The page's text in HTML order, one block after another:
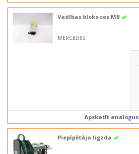
Vadības bloks ces MB
MERCEDES
Apskatīt analogus
Piepīpētāja ligzda